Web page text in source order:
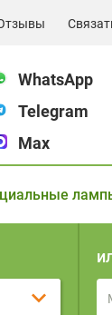
WhatsApp
Telegram
Max